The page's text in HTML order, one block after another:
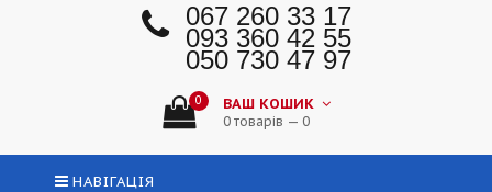
067 260 33 17
093 360 42 55
050 730 47 97
0 ВАШ КОШИК
0 товарів — 0
НАВІГАЦІЯ